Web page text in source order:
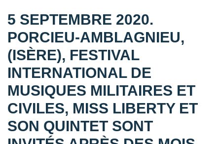
5 SEPTEMBRE 2020.
PORCIEU-AMBLAGNIEU,
(ISÈRE), FESTIVAL
INTERNATIONAL DE
MUSIQUES MILITAIRES ET
CIVILES, MISS LIBERTY ET
SON QUINTET SONT